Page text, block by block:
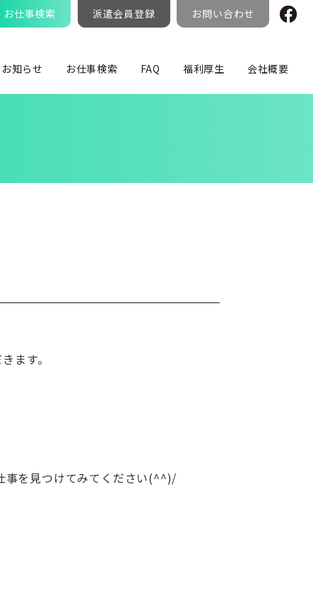
お知らせ お仕事検索 FAQ 福利厚生 会社概要
お仕事検索 派遣会員登録 お問い合わせ
ます。
事を見つけてみてください(^^)/